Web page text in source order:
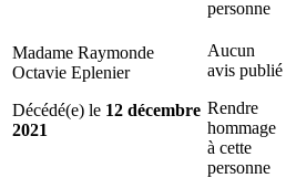
personne
Madame Raymonde
Octavie Eplenier
Décédé(e) le 12 décembre
2021
Aucun
avis publié
Rendre
hommage
à cette
personne